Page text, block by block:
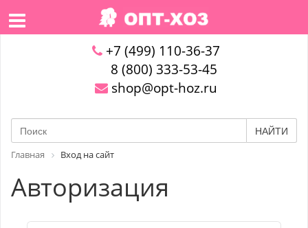
+7 (499) 110-36-37
8 (800) 333-53-45
shop@opt-hoz.ru
НАЙТИ
Главная Вход на сайт
Авторизация